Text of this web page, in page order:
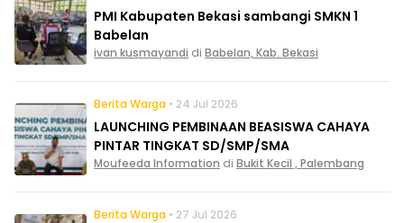
PMI Kabupaten Bekasi sambangi SMKN 1
Babelan
ivan kusmayandi di Babelan, Kab. Bekasi
Berita Warga • 24 Jul 2026
LAUNCHING PEMBINAAN BEASISWA CAHAYA
PINTAR TINGKAT SD/SMP/SMA
Moufeeda Information di Bukit Kecil , Palembang
Berita Warga • 27 Jul 2026